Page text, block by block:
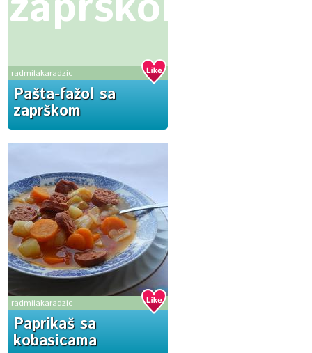
radmilakaradzic
Pašta-fažol sa
zaprškom
radmilakaradzic
Paprikaš sa
kobasicama